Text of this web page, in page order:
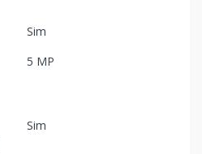
Sim
5 MP
Sim